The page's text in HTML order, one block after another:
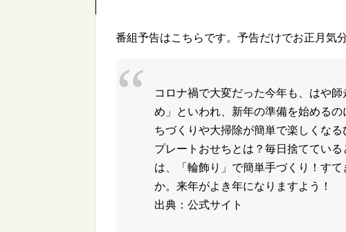
番組予告はこちらです。予告だけでお正月気
コロナ禍で大変だった今年も、はや
め」といわれ、新年の準備を始める
ちづくりや大掃除が簡単で楽しくな
プレートおせちとは？毎日捨ててい
は、「輪飾り」で簡単手づくり！す
か。来年がよき年になりますよう！
出典：公式サイト